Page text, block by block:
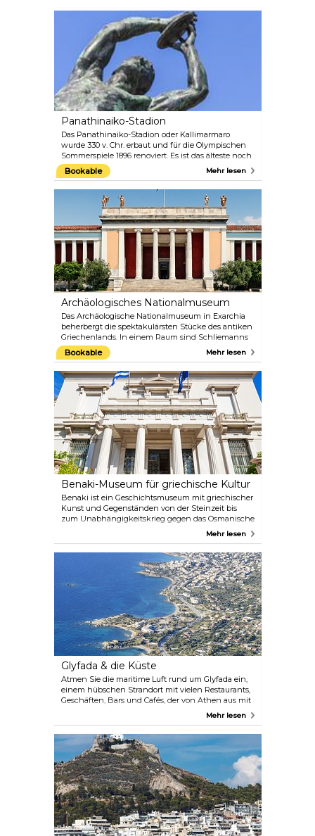
kleinen Straßen, blumigen Ecken und hübschen
Treppen sind voll mit unzähligen Cafés.
Panathinaiko-Stadion
Das Panathinaiko-Stadion oder Kallimarmaro
wurde 330 v. Chr. erbaut und für die Olympischen
Sommerspiele 1896 renoviert. Es ist das älteste noch
genutzte Stadion der Welt und das einzige in der
Welt, das vollständig aus weißem Marmor gebaut
wurde. Von hier aus wird die Olympische Flamme
zu allen Olympischen Spielen gebracht.
Bookable Mehr lesen
Archäologisches Nationalmuseum
Das Archäologische Nationalmuseum in Exarchia
beherbergt die spektakulärsten Stücke des antiken
Griechenlands. In einem Raum sind Schliemanns
Funde aus Mykene ausgestellt, in einem anderen
die berühmten Fresken von Santorin. Außerdem
gibt es eine schöne Sammlung von
Kykladenidolen und Keramiken aus allen Teilen
des Mittelmeerraums. Der Star des Museums ist der
Mechanismus von Antikythera – ein antikes
handbetriebenes Orrery, das als ältestes Beispiel für
einen analogen Computer beschrieben wird, mit
dem sich astronomische Positionen und
Finsternisse Jahrzehnte im Voraus vorhersagen
lassen. Dieses wissenschaftliche Wunderwerk wird
auf den Zeitraum zwischen 205 und 60 v. Chr.
datiert.
Bookable Mehr lesen
Benaki-Museum für griechische Kultur
Benaki ist ein Geschichtsmuseum mit griechischer
Kunst und Gegenständen von der Steinzeit bis
zum Unabhängigkeitskrieg gegen das Osmanische
Reich. Es präsentiert seine Exponate auf drei
Etagen und bietet neben saisonalen Ausstellungen
auch Veranstaltungen, Kurse und Publikationen
für alle Altersgruppen an. Das angeschlossene Café-
Restaurant lädt in entspannter Atmosphäre zum
Abendessen, Mittagessen oder zu einer Pause ein,
bevor man das Museum erkundet.
Mehr lesen
Glyfada & die Küste
Atmen Sie die maritime Luft rund um Glyfada ein,
einem hübschen Strandort mit vielen Restaurants,
Geschäften, Bars und Cafés, der von Athen aus mit
Bus und Straßenbahn erreichbar ist. In Glyfada
zahlreiche Strände, die zum Schwimmen und
Sonnenbaden einladen.
Mehr lesen